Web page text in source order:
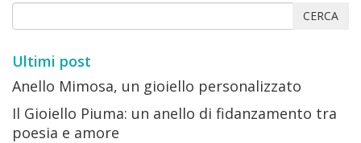
CERCA
Ultimi post
Anello Mimosa, un gioiello personalizzato
Il Gioiello Piuma: un anello di fidanzamento tra
poesia e amore